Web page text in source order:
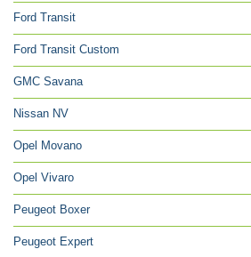
Ford Transit
Ford Transit Custom
GMC Savana
Nissan NV
Opel Movano
Opel Vivaro
Peugeot Boxer
Peugeot Expert